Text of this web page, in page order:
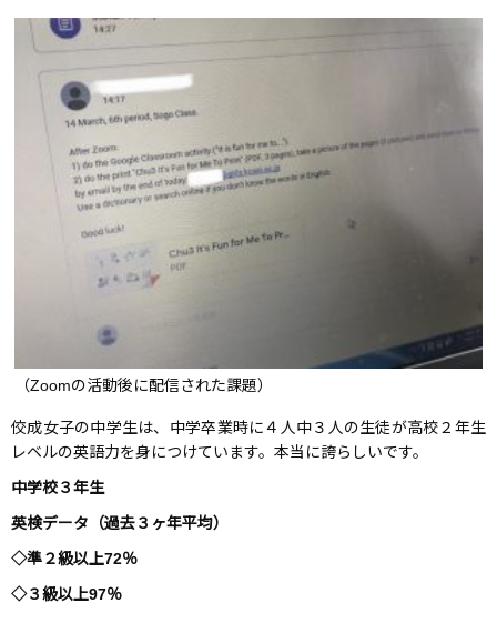
（Zoomの活動後に配信された課題）
佼成女子の中学生は、中学卒業時に４人中３人の生徒が高校２年生
レベルの英語力を身につけています。本当に誇らしいです。
中学校３年生
英検データ（過去３ヶ年平均）
◇準２級以上72％
◇３級以上97％